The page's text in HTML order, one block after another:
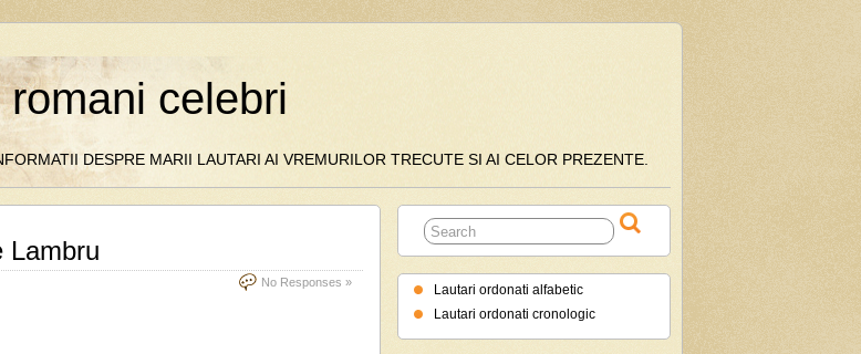
celebri
DESPRE MARII LAUTARI AI VREMURILOR TRECUTE SI AI CELOR PREZENTE.
Lambru
No Responses »
Lautari ordonati alfabetic
Lautari ordonati cronologic